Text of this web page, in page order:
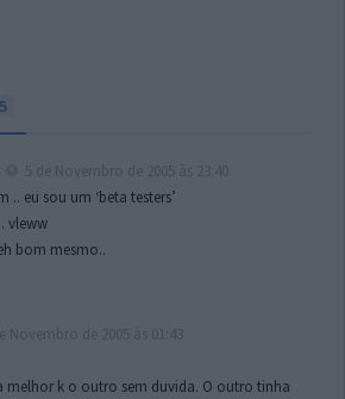
eu sou um ‘beta testers’
vleww
bom mesmo..
melhor k o outro sem duvida. O outro tinha